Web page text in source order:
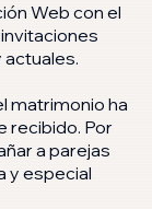
Web con el
matrimonio ha
recibido. Por
a parejas
y especial